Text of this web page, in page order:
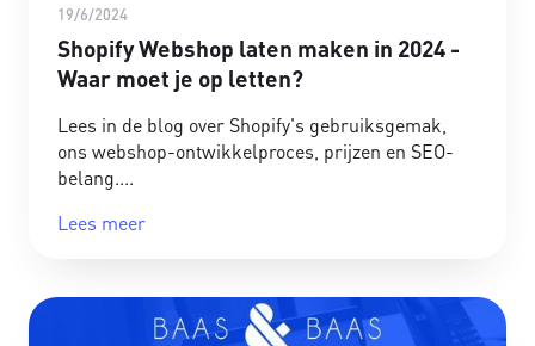
19/6/2024
Shopify Webshop laten maken in 2024 -
Waar moet je op letten?
Lees in de blog over Shopify's gebruiksgemak,
ons webshop-ontwikkelproces, prijzen en SEO-
belang.
Lees meer